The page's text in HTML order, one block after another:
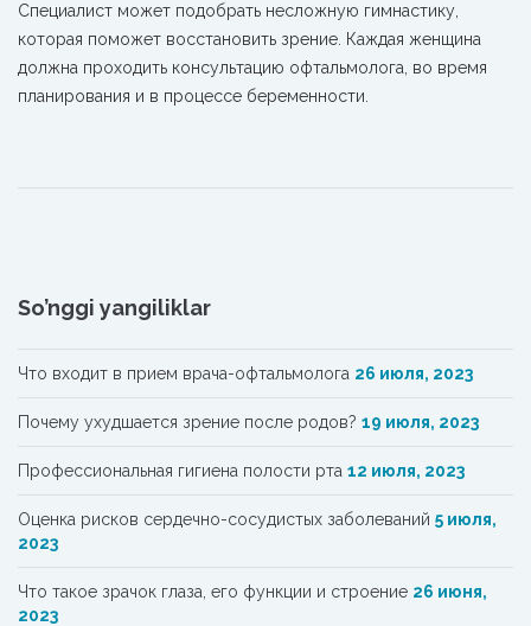
Специалист может подобрать несложную гимнастику,
которая поможет восстановить зрение. Каждая женщина
должна проходить консультацию офтальмолога, во время
планирования и в процессе беременности.
So’nggi yangiliklar
Что входит в прием врача-офтальмолога 26 июля, 2023
Почему ухудшается зрение после родов? 19 июля, 2023
Профессиональная гигиена полости рта 12 июля, 2023
Oценка рисков сердечно-сосудистых заболеваний 5 июля,
2023
Что такое зрачок глаза, его функции и строение 26 июня,
2023